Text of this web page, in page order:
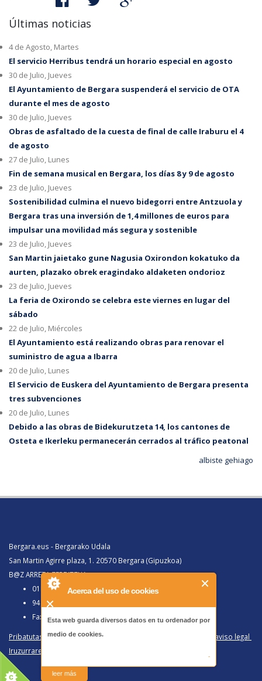
Acerca del uso de cookies
Esta web guarda diversos datos en tu ordenador por
medio de cookies.
-
leer más
Últimas noticias
4 de Agosto, Martes
El servicio Herribus tendrá un horario especial en agosto
30 de Julio, Jueves
El Ayuntamiento de Bergara suspenderá el servicio de OTA
durante el mes de agosto
30 de Julio, Jueves
Obras de asfaltado de la cuesta de final de calle Iraburu el 4
de agosto
27 de Julio, Lunes
Fin de semana musical en Bergara, los días 8 y 9 de agosto
23 de Julio, Jueves
Sostenibilidad culmina el nuevo bidegorri entre Antzuola y
Bergara tras una inversión de 1,4 millones de euros para
impulsar una movilidad más segura y sostenible
23 de Julio, Jueves
San Martin jaietako gune Nagusia Oxirondon kokatuko da
aurten, plazako obrek eragindako aldaketen ondorioz
23 de Julio, Jueves
La feria de Oxirondo se celebra este viernes en lugar del
sábado
22 de Julio, Miércoles
El Ayuntamiento está realizando obras para renovar el
suministro de agua a Ibarra
20 de Julio, Lunes
El Servicio de Euskera del Ayuntamiento de Bergara presenta
tres subvenciones
20 de Julio, Lunes
Debido a las obras de Bidekurutzeta 14, los cantones de
Osteta e Ikerleku permanecerán cerrados al tráfico peatonal
albiste gehiago
Bergara.eus - Bergarako Udala
San Martin Agirre plaza, 1. 20570 Bergara (Gipuzkoa)
B@Z ARRETA ZERBITZUA:
010, Bergaratik deituz gero
943 77 91 00, Bergaraz kanpotik deituz gero
Faxa 943 77 91 63
Pribatutasun politika eta lege oharra
Política de privacidad y aviso legal
Iruzurraren Aurkako Politika